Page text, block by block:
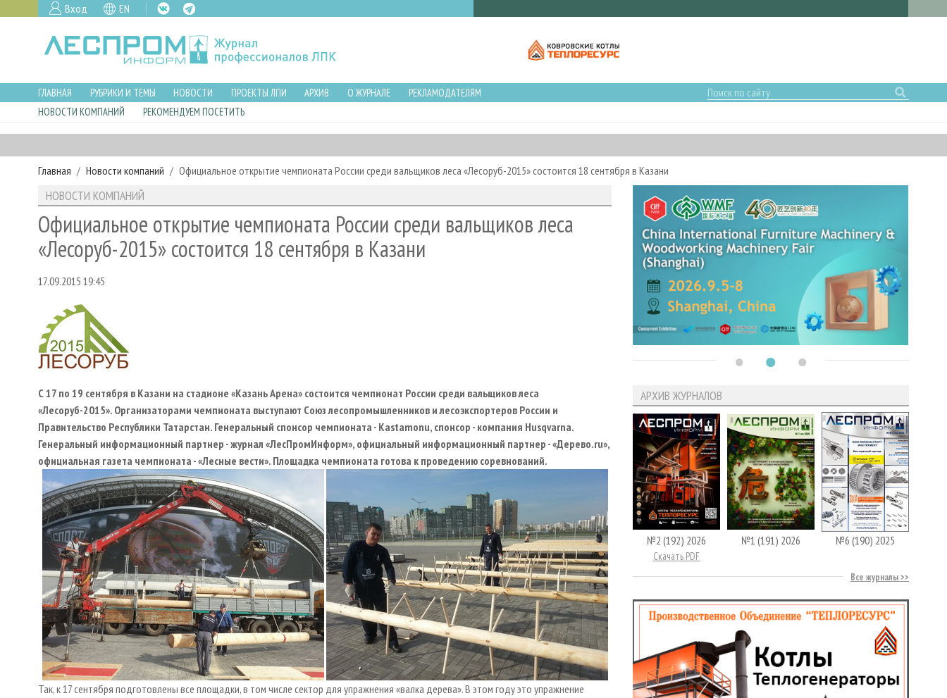
Вход EN
ГЛАВНАЯ РУБРИКИ И ТЕМЫ НОВОСТИ ПРОЕКТЫ ЛПИ АРХИВ О ЖУРНАЛЕ
РЕКЛАМОДАТЕЛЯМ
НОВОСТИ КОМПАНИЙ
РЕКОМЕНДУЕМ ПОСЕТИТЬ
Главная Новости компаний Официальное открытие чемпионата России среди вальщиков леса «Лесоруб-2015» состоится 18 сентября в Казани
НОВОСТИ КОМПАНИЙ
Официальное открытие чемпионата России среди вальщиков леса
«Лесоруб-2015» состоится 18 сентября в Казани
17.09.2015 19:45
С 17 по 19 сентября в Казани на стадионе «Казань Арена» состоится чемпионат России среди вальщиков леса
«Лесоруб-2015». Организаторами чемпионата выступают Союз лесопромышленников и лесоэкспортеров России и
Правительство Республики Татарстан. Генеральный спонсор чемпионата - Kastamonu, спонсор - компания Husqvarna.
Генеральный информационный партнер - журнал «ЛесПромИнформ», официальный информационный партнер - «Дерево.ru»,
официальная газета чемпионата - «Лесные вести». Площадка чемпионата готова к проведению соревнований.
Так, к 17 сентября подготовлены все площадки, в том числе сектор для упражнения «валка дерева». В этом году это упражнение
АРХИВ ЖУРНАЛОВ
№2 (192) 2026
Скачать PDF
№1 (191) 2026 №6 (190) 2025
Все журналы